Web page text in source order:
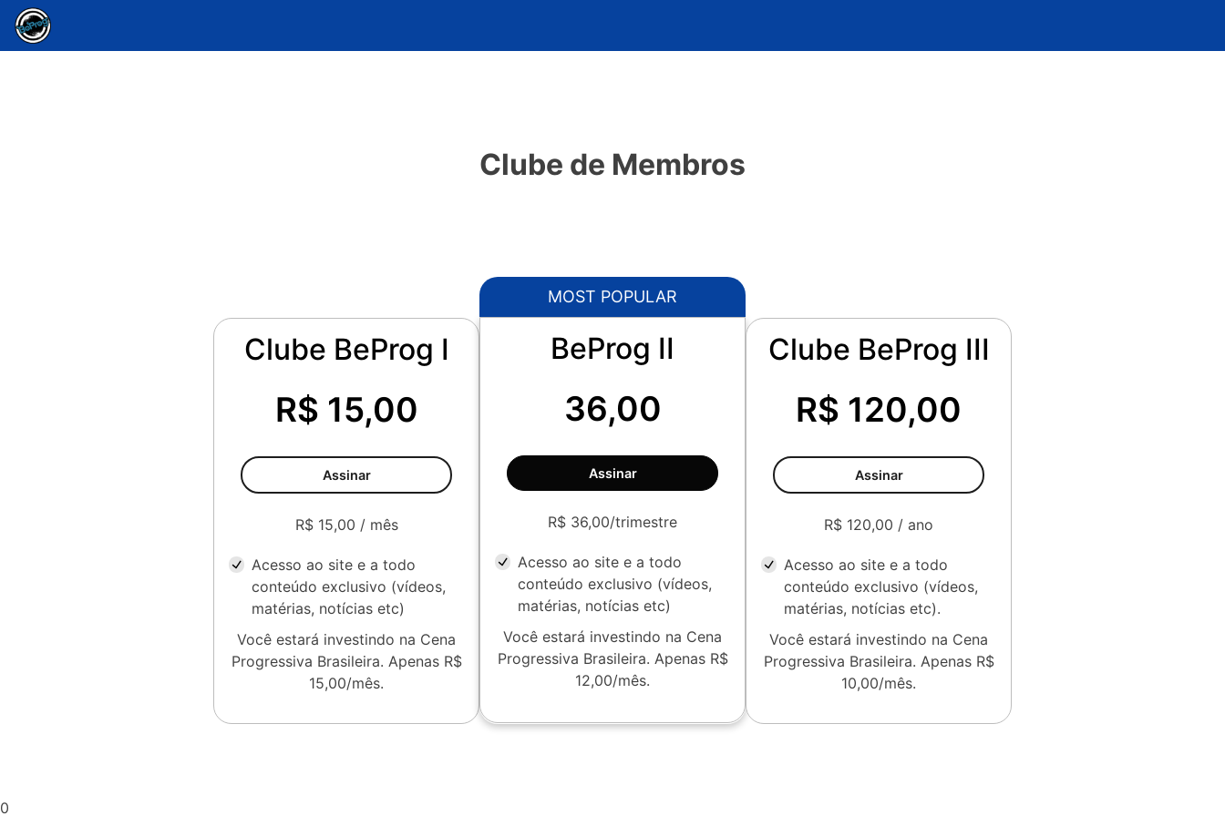
Clube de Membros
Clube BeProg I
R$ 15,00
Assinar
R$ 15,00 / mês
Acesso ao site e a todo
conteúdo exclusivo (vídeos,
matérias, notícias etc)
Você estará investindo na Cena
Progressiva Brasileira. Apenas R$
15,00/mês.
MOST POPULAR
BeProg II
36,00
Assinar
R$ 36,00/trimestre
Acesso ao site e a todo
conteúdo exclusivo (vídeos,
matérias, notícias etc)
Você estará investindo na Cena
Progressiva Brasileira. Apenas R$
12,00/mês.
Clube BeProg III
R$ 120,00
Assinar
R$ 120,00 / ano
Acesso ao site e a todo
conteúdo exclusivo (vídeos,
matérias, notícias etc).
Você estará investindo na Cena
Progressiva Brasileira. Apenas R$
10,00/mês.
0